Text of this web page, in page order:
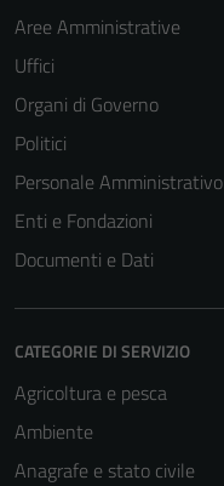
Aree Amministrative
Uffici
Organi di Governo
Politici
Personale Amministrativo
Enti e Fondazioni
Documenti e Dati
CATEGORIE DI SERVIZIO
Agricoltura e pesca
Ambiente
Anagrafe e stato civile